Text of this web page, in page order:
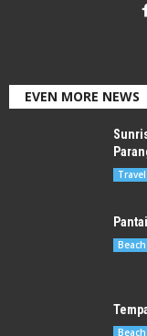
EVEN MORE NEWS
Beach
Beach